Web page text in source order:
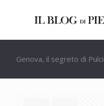
Genova, il segreto di